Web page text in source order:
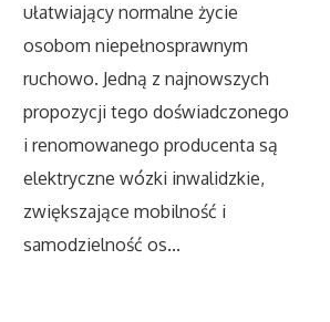
Salony, Komisy
Materiały Promocyjne
Agencje Reklamowe
Materiały Reklamowe
ułatwiający normalne życie
osobom niepełnosprawnym
ruchowo. Jedną z najnowszych
propozycji tego doświadczonego
i renomowanego producenta są
elektryczne wózki inwalidzkie,
zwiększające mobilność i
samodzielność os...